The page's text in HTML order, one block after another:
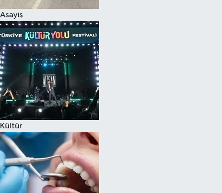
Asayiş
Kültür